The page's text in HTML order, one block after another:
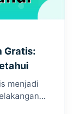
Gratis:
menjadi